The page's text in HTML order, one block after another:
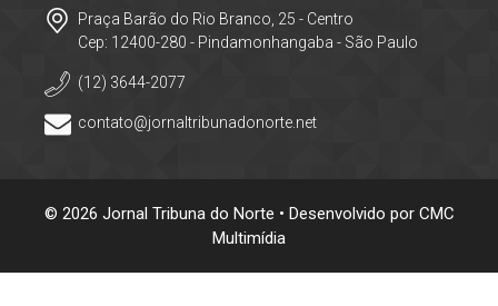
Praça Barão do Rio Branco, 25 - Centro
Cep: 12400-280 - Pindamonhangaba - São Paulo
(12) 3644-2077
contato@jornaltribunadonorte.net
© 2026 Jornal Tribuna do Norte • Desenvolvido por CMC
Multimídia